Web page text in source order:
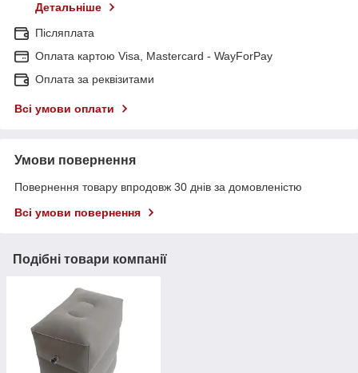
Детальніше
Післяплата
Оплата картою Visa, Mastercard - WayForPay
Оплата за реквізитами
Всі умови оплати
Умови повернення
Повернення товару впродовж 30 днів за домовленістю
Всі умови повернення
Подібні товари компанії